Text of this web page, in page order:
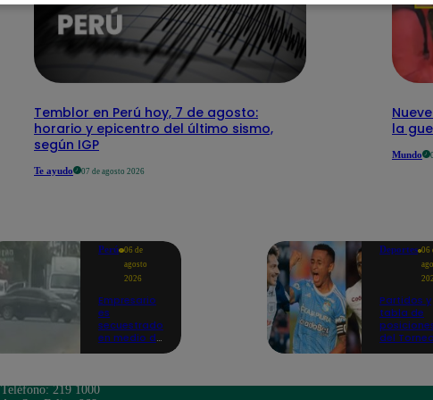
Temblor en Perú hoy, 7 de agosto:
horario y epicentro del último sismo,
según IGP
Te ayudo 07 de agosto 2026
la
Mundo
Perú 06 de
agosto
2026
Empresario
es
secuestrado
en medio de
Deportes 06
Partidos y
tabla de
del Torneo
en la
Teléfono: 219 1000